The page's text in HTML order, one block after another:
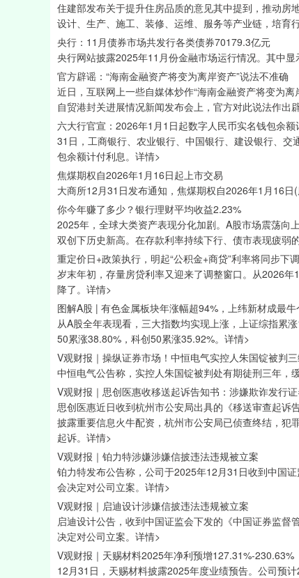
住建部发布关于提升住房品质的意见其中提到，推动房
设计、生产、施工、装修、运维、服务等产业链，培育
央行：11月债券市场共发行各类债券70179.3亿元
央行网站披露2025年11月份金融市场运行情况。其中
官方辟谣：“海南金融资产将变为离岸资产”说法不准确
近日，互联网上一些自媒体炒作“海南金融资产将变为
自贸港封关进展情况新闻发布会上，官方对此说法作出
六大行官宣：2026年1月1日起数字人民币实名钱包余额
31日，工商银行、农业银行、中国银行、建设银行、
包余额计付利息。详情>
焦煤期权自2026年1月16日起上市交易
大商所12月31日发布通知，焦煤期权自2026年1月16日
你今年赚了多少？银行理财平均收益2.23%
2025年，全球大类资产表现分化加剧。A股市场震荡向
双创下历史新高。在存款利率持续下行、债市表现疲弱
重定价日+政策执行，明起“公积金+商贷”利率将同步下调
岁末年初，存量房贷利率又迎来了调整窗口。从2026
降了。详情>
图解A股 | 有色金属板块年涨幅超94%，上纬新材成最牛
从A股全年表现看，三大指数均实现上涨，上证综指累
50累涨38.80%，科创50累涨35.92%。详情>
V观财报｜操纵证券市场！中恒电气实控人朱国锭被判
中恒电气公告称，实控人朱国锭被判处有期徒刑三年，
V观财报｜思创医惠收移送起诉告知书：涉嫌欺诈发行
思创医惠近日收到杭州市公安局出具的《移送审查起诉
披露重要信息火牛配资，杭州市公安局已侦查终结，犯
起诉。详情>
V观财报｜铂力特涉嫌涉嫌信披违法违规被立案
铂力特发布公告称，公司于2025年12月31日收到中国
会决定对公司立案。详情>
V观财报｜启迪设计涉嫌信披违法违规被立案
启迪设计公告，收到中国证监会下发的《中国证券监
决定对公司立案。详情>
V观财报｜天赐材料2025年净利预增127.31%-230.63%
12月31日，天赐材料披露2025年度业绩预告。公司预